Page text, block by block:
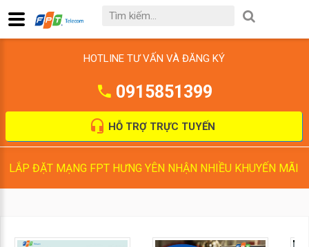
HOTLINE TƯ VẤN VÀ ĐĂNG KÝ
0915851399
HỖ TRỢ TRỰC TUYẾN
LẮP ĐẶT MẠNG FPT HƯNG YÊN NHẬN NHIỀU KHUYẾN MÃI